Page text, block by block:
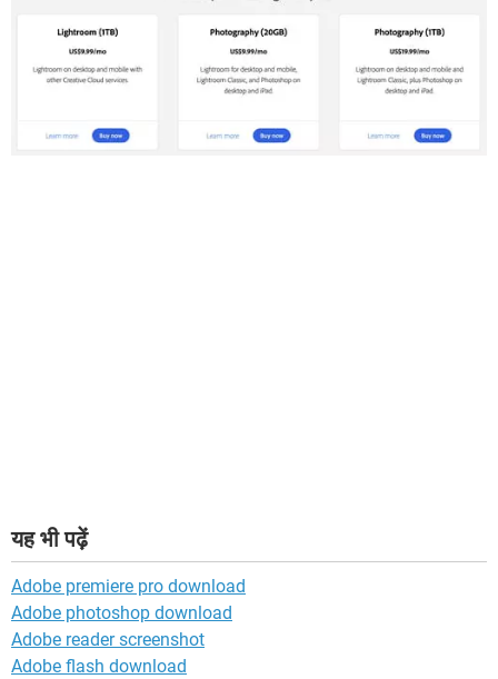
यह भी पढ़ें
Adobe premiere pro download
Adobe photoshop download
Adobe reader screenshot
Adobe flash download